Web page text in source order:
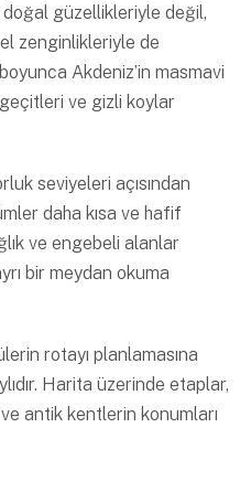
doğal güzellikleriyle değil,
zenginlikleriyle de
Akdeniz’in masmavi
ve gizli koylar
seviyeleri açısından
daha kısa ve hafif
ve engebeli alanlar
bir meydan okuma
rotayı planlamasına
Harita üzerinde etaplar,
antik kentlerin konumları